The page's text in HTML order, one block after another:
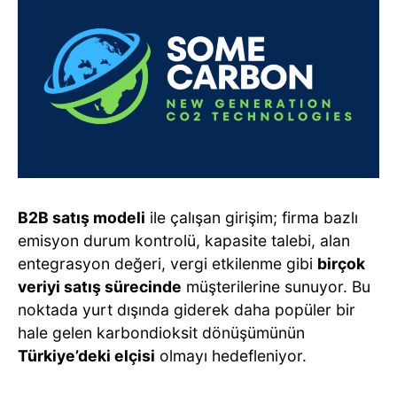
B2B satış modeli ile çalışan girişim; firma bazlı
emisyon durum kontrolü, kapasite talebi, alan
entegrasyon değeri, vergi etkilenme gibi birçok
veriyi satış sürecinde müşterilerine sunuyor. Bu
noktada yurt dışında giderek daha popüler bir
hale gelen karbondioksit dönüşümünün
Türkiye’deki elçisi olmayı hedefleniyor.